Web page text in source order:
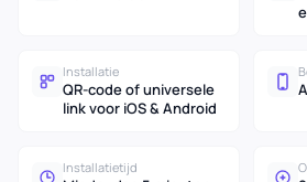
Installatie
QR-code of universele
link voor iOS & Android
Installatietijd